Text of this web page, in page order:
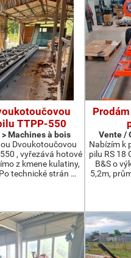
TTPP-550
Machines à bois
Dvoukotoučovou
, vyřezává hotové
z kmene kulatiny,
technické strán …
Vente /
Nabízím k
pilu RS 18
B&S o
5,2m,